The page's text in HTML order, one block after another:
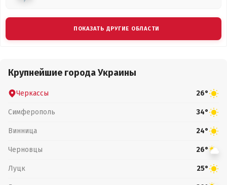
ПОКАЗАТЬ ДРУГИЕ ОБЛАСТИ
Крупнейшие города Украины
Черкассы 26°
Симферополь 34°
Винница 24°
Черновцы 26°
Луцк 25°